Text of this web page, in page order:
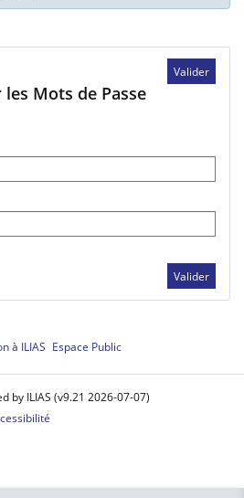
Valider
Mots de Passe
Valider
à ILIAS Espace Public
by ILIAS (v9.21 2026-07-07)